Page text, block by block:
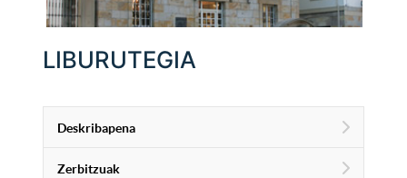
LIBURUTEGIA
Deskribapena
Zerbitzuak